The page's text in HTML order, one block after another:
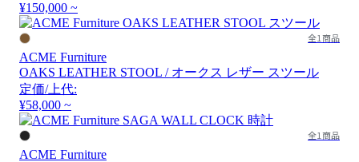
¥150,000 ~
全1商品
ACME Furniture
OAKS LEATHER STOOL / オークス レザー スツール
定価/上代:
¥58,000 ~
全1商品
ACME Furniture